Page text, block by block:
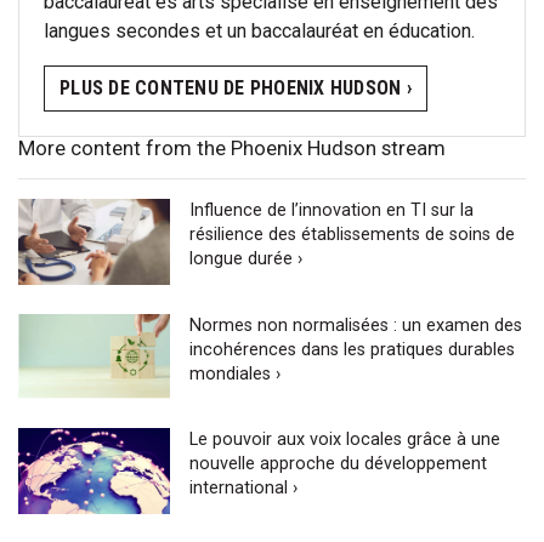
langues secondes et un baccalauréat en éducation.
PLUS DE CONTENU DE PHOENIX HUDSON ›
More content from the Phoenix Hudson stream
Influence de l’innovation en TI sur la
résilience des établissements de soins de
longue durée ›
Normes non normalisées : un examen des
incohérences dans les pratiques durables
mondiales ›
Le pouvoir aux voix locales grâce à une
nouvelle approche du développement
international ›